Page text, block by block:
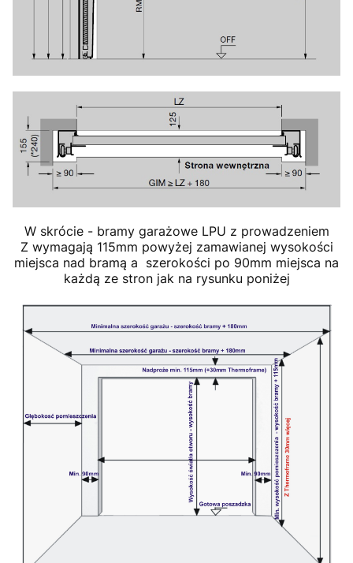
W skrócie - bramy garażowe LPU z prowadzeniem
Z wymagają 115mm powyżej zamawianej wysokości
miejsca nad bramą a szerokości po 90mm miejsca na
każdą ze stron jak na rysunku poniżej